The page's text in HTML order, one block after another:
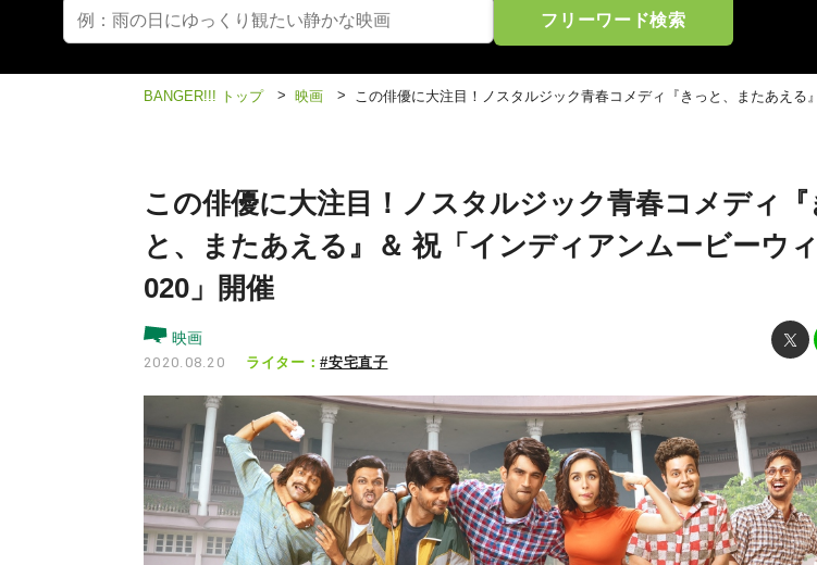
フリーワード検索
BANGER!!! トップ > 映画 > この俳優に大注目！ノスタルジック青春コメディ『きっと、またあえ
この俳優に大注目！ノスタルジック青春コメディ『
と、またあえる』＆ 祝「インディアンムービーウ
020」開催
映画
2020.08.20 ライター：#安宅直子